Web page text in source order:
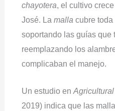
chayotera, el cultivo
José. La malla cubre toda
soportando las guías que
reemplazando los
complicaban el manejo.
Un estudio en
2019) indica que las